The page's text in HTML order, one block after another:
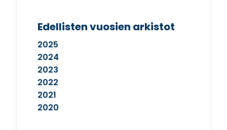
Edellisten vuosien arkistot
2025
2024
2023
2022
2021
2020